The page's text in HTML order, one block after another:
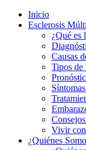
Inicio
Esclerosis
¿Qué es
Causas
Tipos de
Vivir
¿Quiénes